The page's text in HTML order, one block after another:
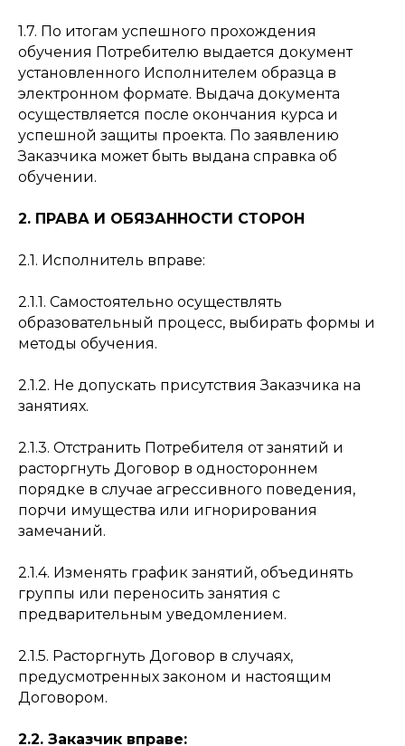
1.7. По итогам успешного прохождения
обучения Потребителю выдается документ
установленного Исполнителем образца в
электронном формате. Выдача документа
осуществляется после окончания курса и
успешной защиты проекта. По заявлению
Заказчика может быть выдана справка об
обучении.
2. ПРАВА И ОБЯЗАННОСТИ СТОРОН
2.1. Исполнитель вправе:
2.1.1. Самостоятельно осуществлять
образовательный процесс, выбирать формы и
методы обучения.
2.1.2. Не допускать присутствия Заказчика на
занятиях.
2.1.3. Отстранить Потребителя от занятий и
расторгнуть Договор в одностороннем
порядке в случае агрессивного поведения,
порчи имущества или игнорирования
замечаний.
2.1.4. Изменять график занятий, объединять
группы или переносить занятия с
предварительным уведомлением.
2.1.5. Расторгнуть Договор в случаях,
предусмотренных законом и настоящим
Договором.
2.2. Заказчик вправе: